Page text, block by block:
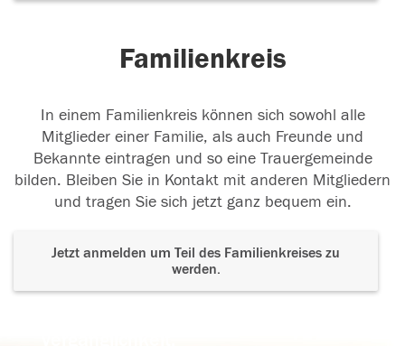
Familienkreis
In einem Familienkreis können sich sowohl alle
Mitglieder einer Familie, als auch Freunde und
Bekannte eintragen und so eine Trauergemeinde
bilden. Bleiben Sie in Kontakt mit anderen Mitgliedern
und tragen Sie sich jetzt ganz bequem ein.
Jetzt anmelden um Teil des Familienkreises zu
werden.